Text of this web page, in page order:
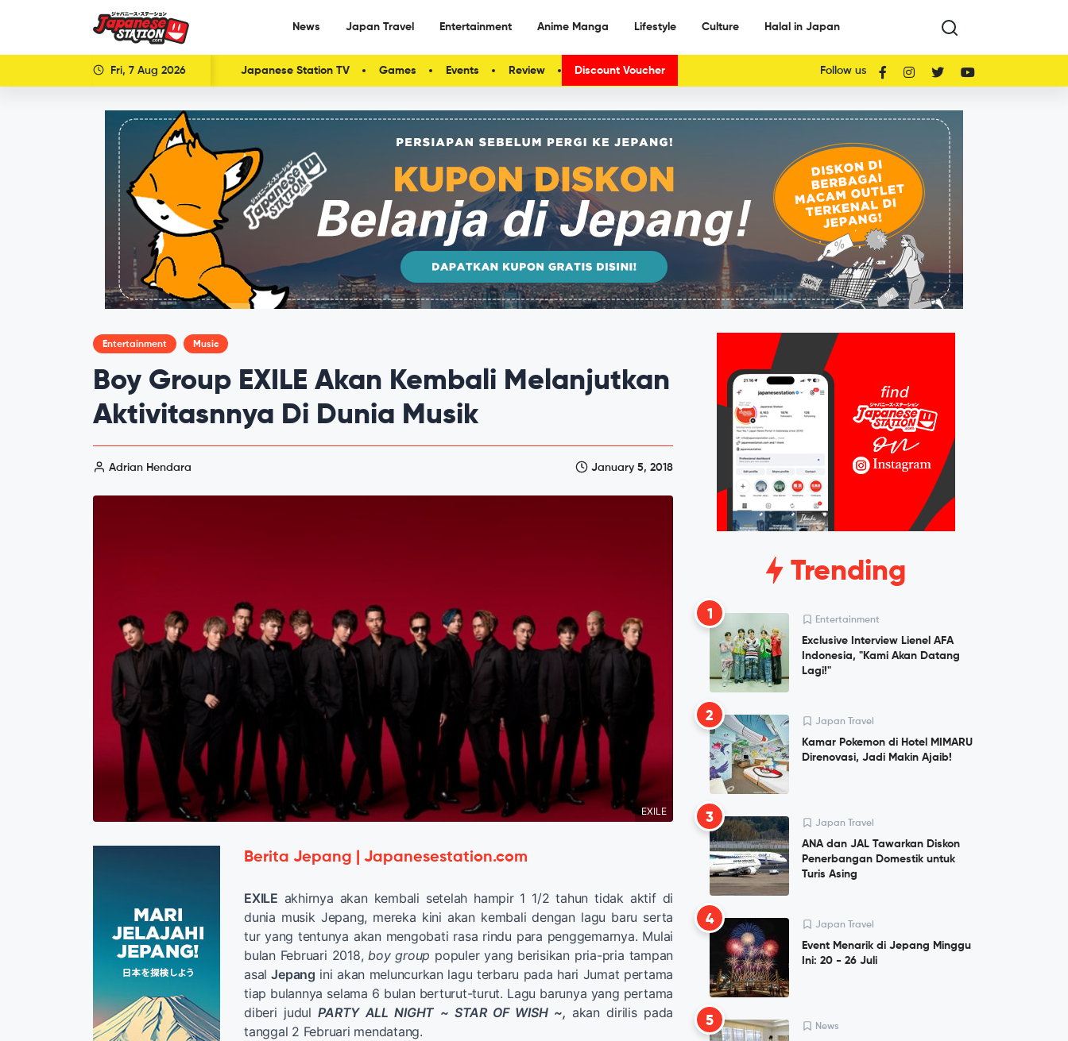
News Japan Travel Entertainment Anime Manga Lifestyle Culture Halal in Japan
Fri, 7 Aug 2026 Japanese Station TV Games Events Review Discount Voucher Follow us
Entertainment Music
Boy Group EXILE Akan Kembali Melanjutkan
Aktivitasnnya Di Dunia Musik
Adrian Hendara January 5, 2018
EXILE
Berita Jepang | Japanesestation.com
EXILE akhirnya akan kembali setelah hampir 1 1/2 tahun tidak aktif di
dunia musik Jepang, mereka kini akan kembali dengan lagu baru serta
tur yang tentunya akan mengobati rasa rindu para penggemarnya. Mulai
bulan Februari 2018, boy group populer yang berisikan pria-pria tampan
asalJepang ini akan meluncurkan lagu terbaru pada hari Jumat pertama
tiap bulannya selama 6 bulan berturut-turut. Lagu barunya yang pertama
diberi judulPARTY ALL NIGHT ~ STAR OF WISH ~, akan dirilis pada
tanggal 2 Februari mendatang.
Trending
1 Entertainment
Exclusive Interview Lienel AFA
Indonesia, "Kami Akan Datang
Lagi!"
2 Japan Travel
Kamar Pokemon di Hotel MIMARU
Direnovasi, Jadi Makin Ajaib!
3 Japan Travel
ANA dan JAL Tawarkan Diskon
Penerbangan Domestik untuk
Turis Asing
4 Japan Travel
Event Menarik di Jepang Minggu
Ini: 20 - 26 Juli
5 News